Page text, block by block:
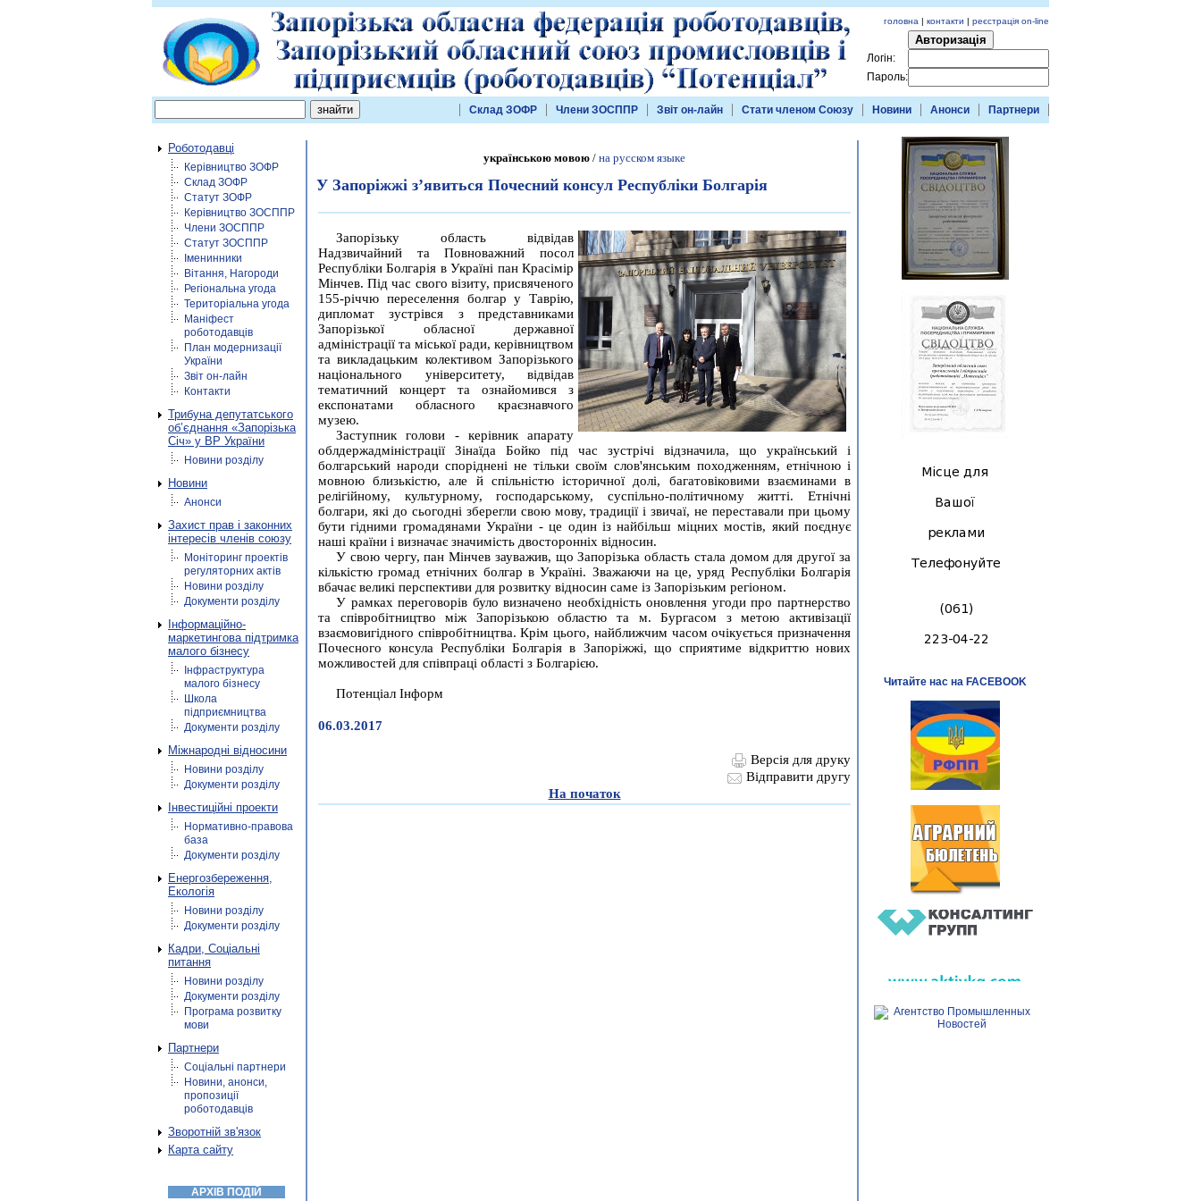
головна | контакти | реєстрація on-line
Авторизація
Логін:
Пароль:
Склад ЗОФР Члени ЗОСППР Звіт он-лайн Стати членом Союзу Новини Анонси Партнери
Роботодавці
Керівництво ЗОФР
Склад ЗОФР
Статут ЗОФР
Керівництво ЗОСППР
Члени ЗОСППР
Статут ЗОСППР
Іменинники
Вітання, Нагороди
Регіональна угода
Територіальна угода
Маніфест
роботодавців
План модернизації
України
Звіт он-лайн
Контакти
Трибуна депутатського
об’єднання «Запорізька
Січ» у ВР України
Новини розділу
Новини
Анонси
Захист прав і законних
інтересів членів союзу
Моніторинг проектів
регуляторних актів
Новини розділу
Документи розділу
Інформаційно-
маркетингова підтримка
малого бізнесу
Інфраструктура
малого бізнесу
Школа
підприємництва
Документи розділу
Міжнародні відносини
Новини розділу
Документи розділу
Інвестиційні проекти
Нормативно-правова
база
Документи розділу
Енергозбереження,
Екологія
Новини розділу
Документи розділу
Кадри, Соціальні
питання
Новини розділу
Документи розділу
Програма розвитку
мови
Партнери
Соціальні партнери
Новини, анонси,
пропозиції
роботодавців
Зворотній зв'язок
Карта сайту
АРХІВ ПОДІЙ
українською мовою / на русском языке
У Запоріжжі з’явиться Почесний консул Республіки Болгарія
Запорізьку область відвідав
Надзвичайний та Повноважний посол
Республіки Болгарія в Україні пан Красімір
Мінчев. Під час свого візиту, присвяченого
155-річчю переселення болгар у Таврію,
дипломат зустрівся з представниками
Запорізької обласної державної
адміністрації та міської ради, керівництвом
та викладацьким колективом Запорізького
національного університету, відвідав
тематичний концерт та ознайомився з
експонатами обласного краєзнавчого
музею.
Заступник голови - керівник апарату
облдержадміністрації Зінаїда Бойко під час зустрічі відзначила, що український і
болгарський народи споріднені не тільки своїм слов'янським походженням, етнічною і
мовною близькістю, але й спільністю історичної долі, багатовіковими взаєминами в
релігійному, культурному, господарському, суспільно-політичному житті. Етнічні
болгари, які до сьогодні зберегли свою мову, традиції і звичаї, не переставали при цьому
бути гідними громадянами України - це один із найбільш міцних мостів, який поєднує
наші країни і визначає значимість двосторонніх відносин.
У свою чергу, пан Мінчев зауважив, що Запорізька область стала домом для другої за
кількістю громад етнічних болгар в Україні. Зважаючи на це, уряд Республіки Болгарія
вбачає великі перспективи для розвитку відносин саме із Запорізьким регіоном.
У рамках переговорів було визначено необхідність оновлення угоди про партнерство
та співробітництво між Запорізькою областю та м. Бургасом з метою активізації
взаємовигідного співробітництва. Крім цього, найближчим часом очікується призначення
Почесного консула Республіки Болгарія в Запоріжжі, що сприятиме відкриттю нових
можливостей для співпраці області з Болгарією.
Потенціал Інформ
06.03.2017
Версія для друку
Відправити другу
На початок
Читайте нас на FACEBOOK